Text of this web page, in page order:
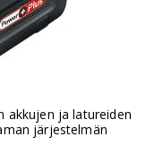
akkujen ja latureiden
järjestelmän